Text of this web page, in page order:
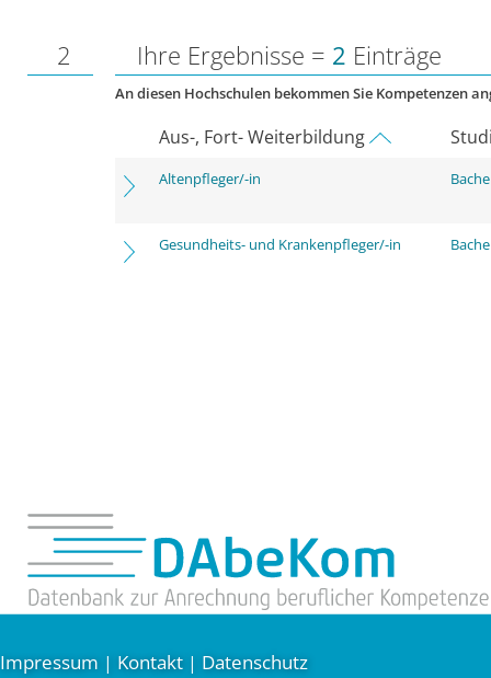
2 Ihre Ergebnisse = 2 Einträge
An diesen Hochschulen bekommen Sie Kompetenzen
Aus-, Fort- Weiterbildung
Altenpfleger/-in
Gesundheits- und Krankenpfleger/-in
Impressum | Kontakt | Datenschutz